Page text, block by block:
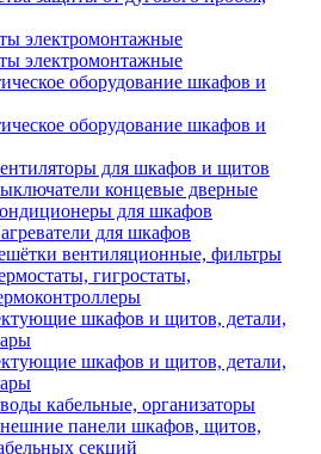
электромонтажные
электромонтажные
оборудование шкафов и
оборудование шкафов и
для шкафов и щитов
концевые дверные
для шкафов
для шкафов
вентиляционные, фильтры
гигростаты,
шкафов и щитов, детали,
шкафов и щитов, детали,
кабельные, организаторы
панели шкафов, щитов,
секций